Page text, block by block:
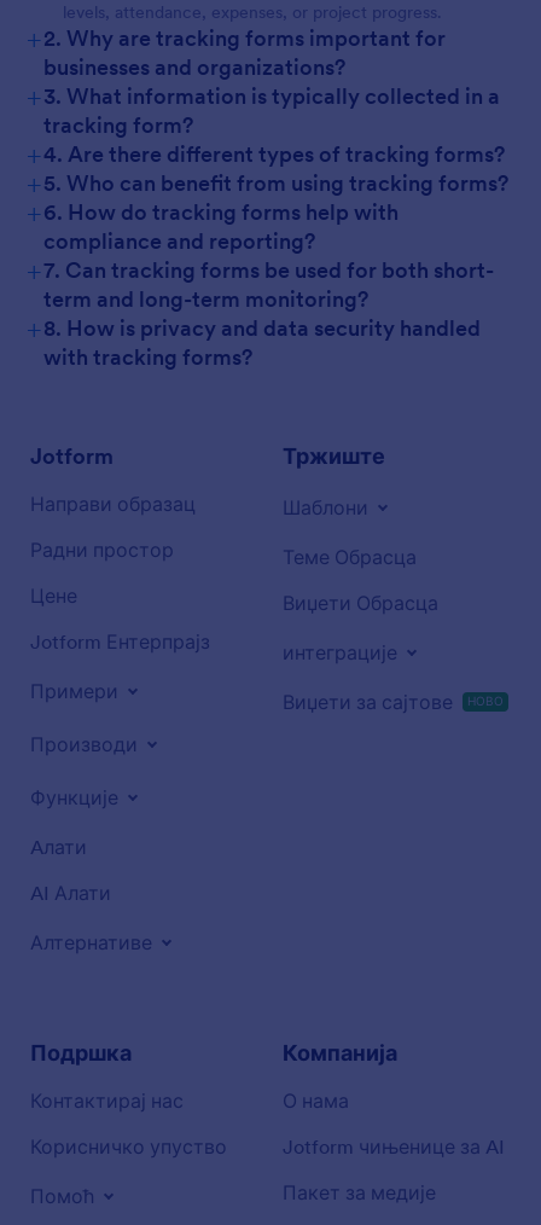
levels, attendance, expenses, or project progress.
+2. Why are tracking forms important for
businesses and organizations?
+3. What information is typically collected in a
tracking form?
+4. Are there different types of tracking forms?
+5. Who can benefit from using tracking forms?
+6. How do tracking forms help with
compliance and reporting?
+7. Can tracking forms be used for both short-
term and long-term monitoring?
+8. How is privacy and data security handled
with tracking forms?
Jotform
Направи образац
Радни простор
Цене
Jotform Ентерпрајз
Примери
Производи
Функције
Aлати
AI Алати
Алтернативе
Тржиште
Шаблони
Теме Обрасца
Виџети Обрасца
интеграције
Виџети за сајтове НОВО
Подршка
Контактирај нас
Корисничко упуство
Помоћ
Компанија
О нама
Jotform чињенице за AI
Пакет за медије